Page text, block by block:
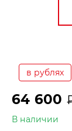
в рублях
64 600
В наличии